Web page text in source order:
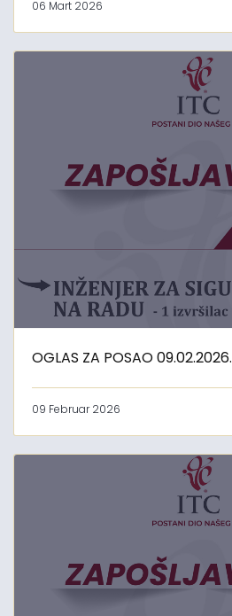
06 Mart 2026
OGLAS ZA POSAO 09.02.2026.
09 Februar 2026